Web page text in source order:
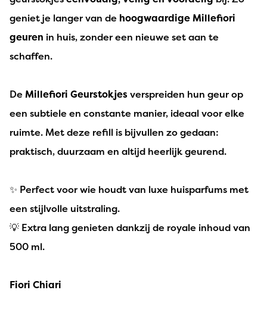
geniet je langer van de hoogwaardige Millefiori
geuren in huis, zonder een nieuwe set aan te
schaffen.
De Millefiori Geurstokjesverspreiden hun geur op
een subtiele en constante manier, ideaal voor elke
ruimte. Met deze refill is bijvullen zo gedaan:
praktisch, duurzaam en altijd heerlijk geurend.
✨ Perfect voor wie houdt van luxe huisparfums met
een stijlvolle uitstraling.
💡 Extra lang genieten dankzij de royale inhoud van
500 ml.
Fiori Chiari